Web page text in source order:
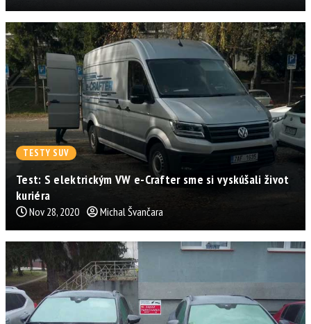
TESTY SUV
Test: S elektrickým VW e-Crafter sme si vyskúšali život
kuriéra
Nov 28, 2020 Michal Švančara